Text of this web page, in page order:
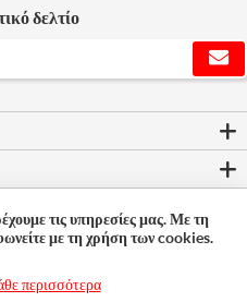
δελτίο
τις υπηρεσίες μας. Με τη
με τη χρήση των cookies.
περισσότερα